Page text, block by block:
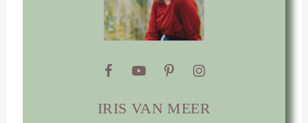
IRIS VAN MEER